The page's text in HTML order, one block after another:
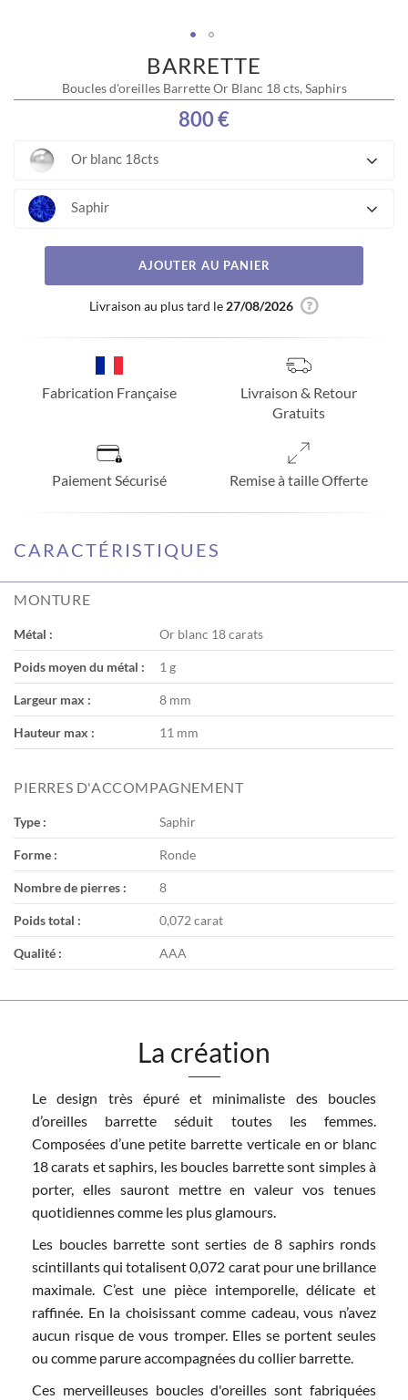
BARRETTE
Boucles d'oreilles Barrette Or Blanc 18 cts, Saphirs
800 €
Or blanc 18cts
Saphir
AJOUTER AU PANIER
Livraison au plus tard le 27/08/2026
Fabrication Française
Livraison & Retour
Gratuits
Paiement Sécurisé Remise à taille Offerte
images
CARACTÉRISTIQUES
MONTURE
Métal : Or blanc 18 carats
Poids moyen du métal : 1 g
Largeur max : 8 mm
Hauteur max : 11 mm
PIERRES D'ACCOMPAGNEMENT
Type : Saphir
Forme : Ronde
Nombre de pierres : 8
Poids total : 0,072 carat
Qualité : AAA
La création
Le design très épuré et minimaliste des boucles
d’oreilles barrette séduit toutes les femmes.
Composées d’une petite barrette verticale en or blanc
18 carats et saphirs, les boucles barrette sont simples à
porter, elles sauront mettre en valeur vos tenues
quotidiennes comme les plus glamours.
Les boucles barrette sont serties de 8 saphirs ronds
scintillants qui totalisent 0,072 carat pour une brillance
maximale. C’est une pièce intemporelle, délicate et
raffinée. En la choisissant comme cadeau, vous n’avez
aucun risque de vous tromper. Elles se portent seules
ou comme parure accompagnées du collier barrette.
Ces merveilleuses boucles d'oreilles sont fabriquées